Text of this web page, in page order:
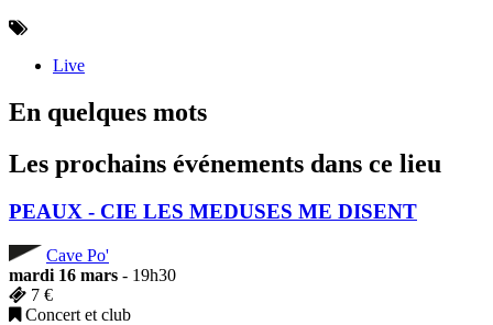
Live
En quelques mots
Les prochains événements dans ce lieu
PEAUX - CIE LES MEDUSES ME DISENT
Cave Po'
mardi 16 mars - 19h30
7 €
Concert et club